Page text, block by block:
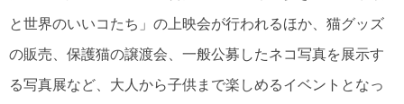
と世界のいいコたち」の上映会が行われるほか、猫グッズ
の販売、保護猫の譲渡会、一般公募したネコ写真を展示す
る写真展など、大人から子供まで楽しめるイベントとなっ